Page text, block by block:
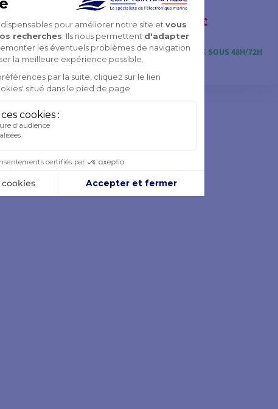
39,90 €
40,90 €
EN STOCK SOUS 48H/72H
AJOUTER AU PANIER
162,90 €
170,71 €
EN STOCK SOUS 48H/72H